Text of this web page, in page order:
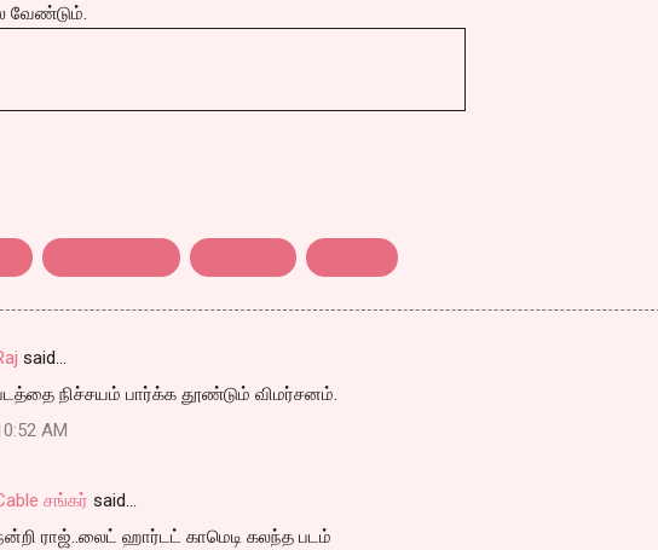
said…
நிச்சயம் பார்க்க தூண்டும் விமர்சனம்.
AM
சங்கர் said…
ராஜ்..லைட் ஹார்டட் காமெடி கலந்த படம்